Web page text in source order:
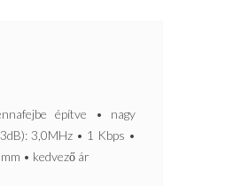
építve • nagy
3,0MHz • 1 Kbps •
• kedvező ár